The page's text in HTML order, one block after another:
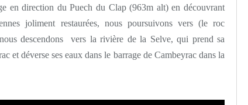
en direction du Puech du Clap (963m alt) en découvrant
joliment restaurées, nous poursuivons vers (le roc
descendons vers la rivière de la Selve, qui prend sa
et déverse ses eaux dans le barrage de Cambeyrac dans la